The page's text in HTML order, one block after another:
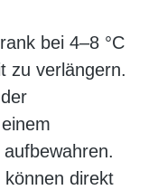
bei 4–8 °C
zu verlängern.
können direkt